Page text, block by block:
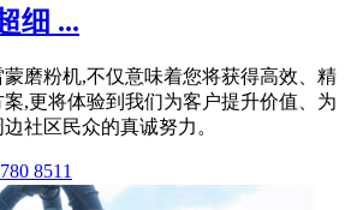
细 ...
磨粉机,不仅意味着您将获得高效、精
,更将体验到我们为客户提升价值、为
社区民众的真诚努力。
8511